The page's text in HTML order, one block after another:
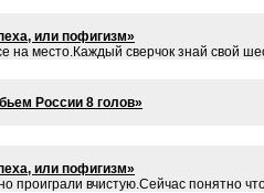
или пофигизм»
на место.Каждый сверчок знай свой
России 8 голов»
или пофигизм»
проиграли вчистую.Сейчас понятно